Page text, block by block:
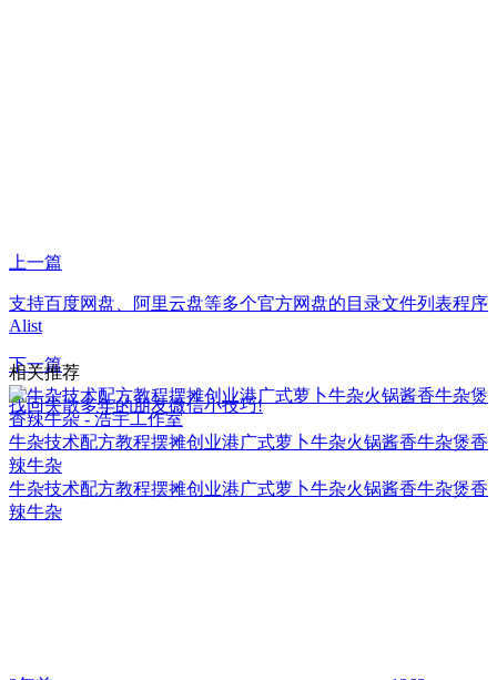
上一篇
支持百度网盘、阿里云盘等多个官方网盘的目录文件列表程序
Alist
下一篇
找回失散多年的朋友微信小技巧!
相关推荐
牛杂技术配方教程摆摊创业港广式萝卜牛杂火锅酱香牛杂煲香
辣牛杂
牛杂技术配方教程摆摊创业港广式萝卜牛杂火锅酱香牛杂煲香
辣牛杂